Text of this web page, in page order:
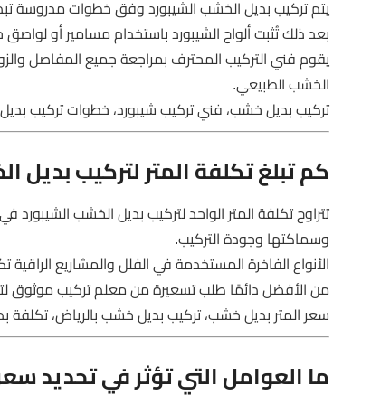
يتم تركيب بديل الخشب الشيبورد وفق خطوات مدروسة
بعد ذلك تُثبت ألواح الشيبورد باستخدام مسامير أو لواصق
يقوم فني التركيب المحترف بمراجعة جميع المفاصل
الخشب الطبيعي.
تركيب بديل خشب، فني تركيب شيبورد، خطوات تركيب
كم تبلغ تكلفة المتر لتركيب بديل
تتراوح تكلفة المتر الواحد لتركيب بديل الخشب الشيبورد
وسماكتها وجودة التركيب.
الأنواع الفاخرة المستخدمة في الفلل والمشاريع
من الأفضل دائمًا طلب تسعيرة من معلم تركيب موثوق
سعر المتر بديل خشب، تركيب بديل خشب بالرياض، تكلفة
ما العوامل التي تؤثر في تحديد